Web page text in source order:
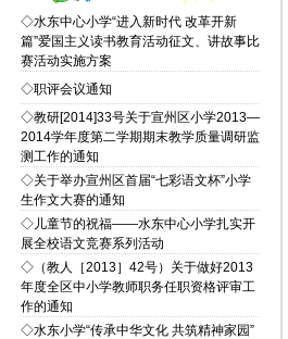
◇水东中心小学“进入新时代 改革开新
篇”爱国主义读书教育活动征文、讲故事比
赛活动实施方案
◇职评会议通知
◇教研[2014]33号关于宣州区小学2013—
2014学年度第二学期期末教学质量调研监
测工作的通知
◇关于举办宣州区首届“七彩语文杯”小学
生作文大赛的通知
◇儿童节的祝福——水东中心小学扎实开
展全校语文竞赛系列活动
◇ （教人［2013］42号）关于做好2013
年度全区中小学教师职务任职资格评审工
作的通知
◇水东小学“传承中华文化 共筑精神家园”